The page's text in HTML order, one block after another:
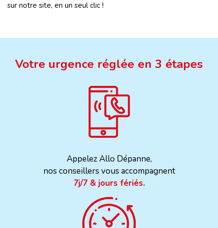
sur notre site, en un seul clic !
Votre urgence réglée en 3 étapes
Appelez Allo Dépanne,
nos conseillers vous accompagnent
7j/7 & jours fériés.